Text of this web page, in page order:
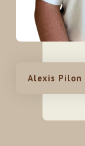
Alexis Pilon